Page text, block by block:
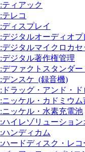
:ティアック
:テレコ
:ディスプレイ
:デジタルオーディオ
:デジタルマイクロカセ
:デジタル著作権管理
:デファクトスタンダー
:デンスケ_(録音機)
:ドラッグ・アンド・ド
:ニッケル・カドミウム
:ニッケル・水素充電池
:ハイレゾリューショ
:ハンディカム
:ハードディスク・レコ